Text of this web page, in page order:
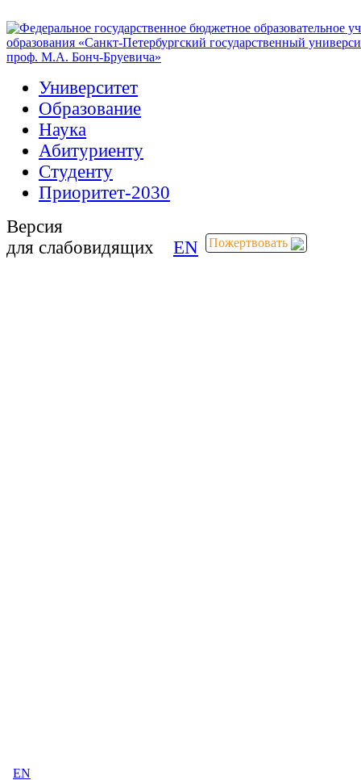
Университет
Образование
Наука
Абитуриенту
Студенту
Приоритет-2030
Версия
для слабовидящих
EN Пожертвовать
EN